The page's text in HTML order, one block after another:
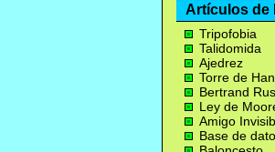
Artículos de
Tripofobia
Talidomida
Ajedrez
Torre de
Bertrand
Ley de
Amigo
Base de